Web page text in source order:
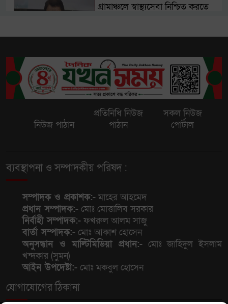
গ্রামাঞ্চলে স্বাস্থ্যসেবা নিশ্চিত করতে
পরীমণির জেরা ৩০ নভেম্বর
মোজতবা খামেনির নতুন ভিডিও
প্রকাশ, স্বাস্থ্যের অবস্থা নিয়ে জল্পনা
কাদের
সিঙ্গাপুরে চারদিনের সরকারি সফরে
যাচ্ছেন পররাষ্ট্র প্রতিমন্ত্রী শামা ওবায়েদ
ব্রাজিলে হেলিকপ্টার বিধ্বস্ত হয়ে
নিউজ পাঠান
প্রতিনিধি নিউজ
পাঠান
সকল নিউজ
পোর্টাল
ব্যবস্থাপনা ও সম্পাদকীয় পরিষদ :
সম্পাদক ও প্রকাশক:-মাহের আহমেদ
প্রধান সম্পাদক:- মোঃ মোত্তালিব সরকার
নির্বাহী সম্পাদক:-ফখরুল আলম সাজু
বার্তা সম্পাদক:- মোঃ আকাশ হোসেন
অনুসন্ধান ও মাল্টিমিডিয়া প্রধান:- মোঃ জাহিদুল ইসলাম
খন্দকার (সুমন)
আইন উপদেষ্টা:- মোঃ মকবুল হোসেন
যোগাযোগের ঠিকানা